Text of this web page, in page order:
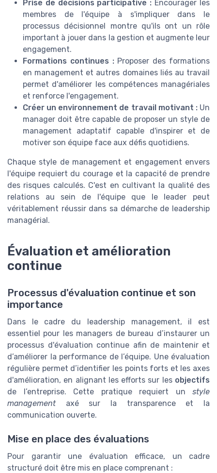
Prise de décisions participative : Encourager les
membres de l'équipe à s'impliquer dans le
processus décisionnel montre qu'ils ont un rôle
important à jouer dans la gestion et augmente leur
engagement.
Formations continues :Proposer des formations
en management et autres domaines liés au travail
permet d'améliorer les compétences managériales
et renforce l'engagement.
Créer un environnement de travail motivant :Un
manager doit être capable de proposer un style de
management adaptatif capable d'inspirer et de
motiver son équipe face aux défis quotidiens.
Chaque style de management et engagement envers
l'équipe requiert du courage et la capacité de prendre
des risques calculés. C'est en cultivant la qualité des
relations au sein de l'équipe que le leader peut
véritablement réussir dans sa démarche de leadership
managérial.
Évaluation et amélioration
continue
Processus d'évaluation continue et son
importance
Dans le cadre du leadership management, il est
essentiel pour les managers de bureau d’instaurer un
processus d'évaluation continue afin de maintenir et
d’améliorer la performance de l’équipe. Une évaluation
régulière permet d’identifier les points forts et les axes
d'amélioration, en alignant les efforts sur les objectifs
de l’entreprise. Cette pratique requiert un style
managementaxé sur la transparence et la
communication ouverte.
Mise en place des évaluations
Pour garantir une évaluation efficace, un cadre
structuré doit être mis en place comprenant :